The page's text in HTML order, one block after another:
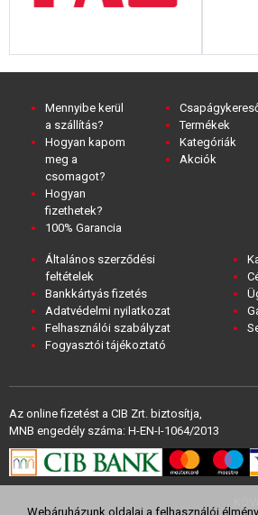
Webáruházunk oldalai a felhasználói
Mennyibe kerül
a szállítás?
Hogyan kapom
meg a
csomagot?
Hogyan
fizethetek?
100% Garancia
Termékek
Kategóriák
Akciók
Általános szerződési
feltételek
Bankkártyás fizetés
Adatvédelmi nyilatkozat
Felhasználói szabályzat
Fogyasztói tájékoztató
Az online fizetést a CIB Zrt. biztosítja,
MNB engedély száma: H-EN-I-1064/2013